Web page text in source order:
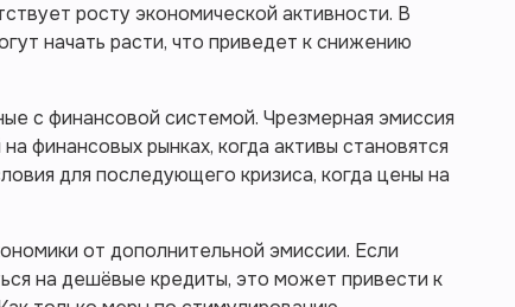
росту экономической активности. В
начать расти, что приведет к снижению
с финансовой системой. Чрезмерная эмиссия
финансовых рынках, когда активы становятся
для последующего кризиса, когда цены на
от дополнительной эмиссии. Если
на дешёвые кредиты, это может привести к